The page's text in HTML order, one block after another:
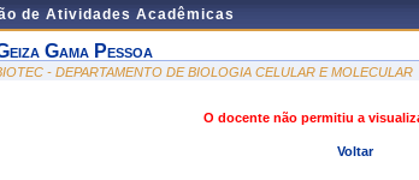
de Atividades Acadêmicas
Gama Pessoa
- DEPARTAMENTO DE BIOLOGIA CELULAR E MOLECULAR
O docente não permitiu a
Voltar